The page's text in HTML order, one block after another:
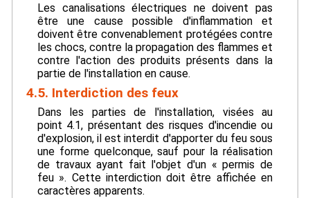
Les canalisations électriques ne doivent pas
être une cause possible d'inflammation et
doivent être convenablement protégées contre
les chocs, contre la propagation des flammes et
contre l'action des produits présents dans la
partie de l'installation en cause.
4.5. Interdiction des feux
Dans les parties de l'installation, visées au
point 4.1, présentant des risques d'incendie ou
d'explosion, il est interdit d'apporter du feu sous
une forme quelconque, sauf pour la réalisation
de travaux ayant fait l'objet d'un « permis de
feu ». Cette interdiction doit être affichée en
caractères apparents.